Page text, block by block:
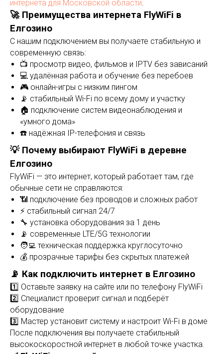
интернета для Московской области.
🚀 Преимущества интернета FlyWiFi в
Елгозино
С нашим подключением вы получаете стабильную и
современную связь:
📺 просмотр видео, фильмов и IPTV без зависаний
💻 удалённая работа и обучение без перебоев
🎮 онлайн-игры с низким пингом
📡 стабильный Wi-Fi по всему дому и участку
🏠 подключение систем видеонаблюдения и
«умного дома»
☎️ надёжная IP-телефония и связь
💡 Почему выбирают FlyWiFi в деревне
Елгозино
FlyWiFi — это интернет, который работает там, где
обычные сети не справляются:
📶 подключение без проводов и сложных работ
⚡ стабильный сигнал 24/7
🔧 установка оборудования за 1 день
📡 современные LTE/5G технологии
🧑‍💻 техническая поддержка круглосуточно
💰 прозрачные тарифы без скрытых платежей
📡 Как подключить интернет в Елгозино
1️⃣ Оставьте заявку на сайте или по телефону FlyWiFi
2️⃣ Специалист проверит сигнал и подберёт
оборудование
3️⃣ Мастер установит систему и настроит Wi-Fi в доме
После подключения вы получаете стабильный
высокоскоростной интернет в любой точке участка.